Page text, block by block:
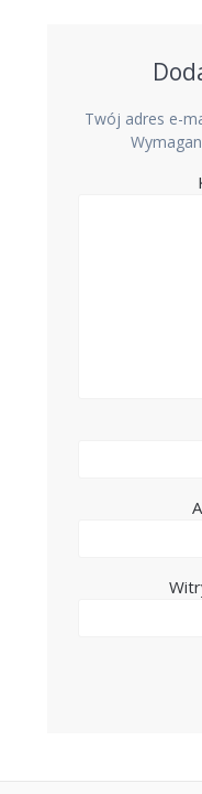
Twój adres e-